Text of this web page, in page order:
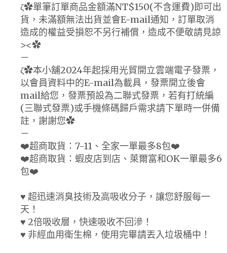
ζ✿單筆訂單商品金額滿NT$150(不含運費)即可出
貨，未滿額無法出貨並會E-mail通知，訂單取消
造成的權益受損恕不另行補償，造成不便敬請見諒
><✿
－
ζ✿本小舖2024年起採用光貿開立雲端電子發票，
以會員資料中的E-mail為載具，發票開立後會
mail給您，發票預設為二聯式發票，若有打統編
(三聯式發票)或手機條碼歸戶需求請下單時一併備
註，謝謝您✿
－
❤️超商取貨：7-11、全家一單最多8包❤️
❤️超商取貨：蝦皮店到店、萊爾富和OK一單最多6
包❤️
♥ 超迅速消臭技術及高吸收分子，讓您舒服每一
天！
♥ 2倍吸收層，快速吸收不回滲！
♥ 非經血用衛生棉，使用完畢請丟入垃圾桶中！